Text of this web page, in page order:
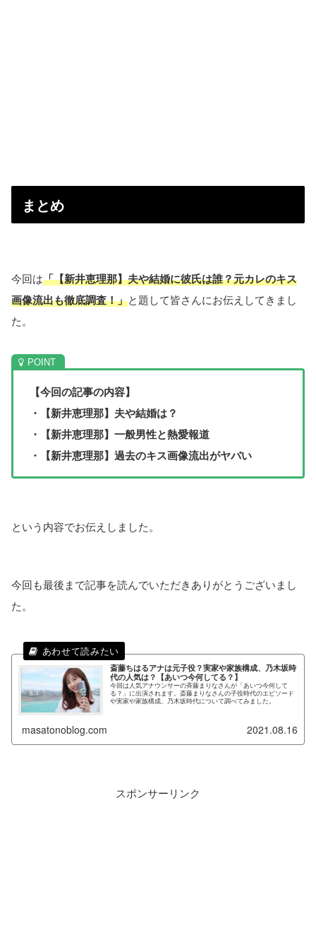
まとめ
今回は「【新井恵理那】夫や結婚に彼氏は誰？元カレのキス
画像流出も徹底調査！」と題して皆さんにお伝えしてきまし
た。
【今回の記事の内容】
・【新井恵理那】夫や結婚は？
・【新井恵理那】一般男性と熱愛報道
・【新井恵理那】過去のキス画像流出がヤバい
という内容でお伝えしました。
今回も最後まで記事を読んでいただきありがとうございまし
た。
斎藤ちはるアナは元子役？実家や家族構成、乃木坂時
代の人気は？【あいつ今何してる？】
今回は人気アナウンサーの斉藤まりなさんが「あいつ今何して
る？」に出演されます。斎藤まりなさんの子役時代のエピソード
や実家や家族構成、乃木坂時代について調べてみました。
masatonoblog.com 2021.08.16
スポンサーリンク